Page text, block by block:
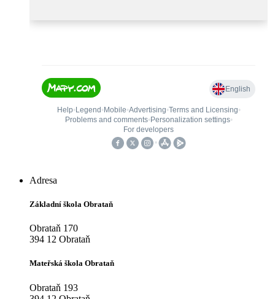
Adresa
Základní škola Obrataň
Obrataň 170
394 12 Obrataň
Mateřská škola Obrataň
Obrataň 193